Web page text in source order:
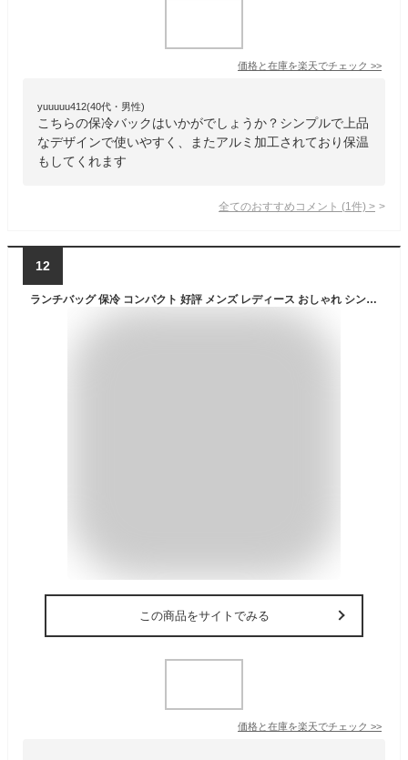
価格と在庫を楽天でチェック >>
yuuuuu412(40代・男性)
こちらの保冷バックはいかがでしょうか？シンプルで上品
なデザインで使いやすく、またアルミ加工されており保温
もしてくれます
全てのおすすめコメント (1 件) >
12
ランチバッグ 保冷 コンパクト 好評 メンズ レディース おしゃれ シンプル 無地 ランチトート 保冷バッグ 弁当 ランチ お弁当袋 ミニトート ファスナー チャック付き ポケット付き MagBag マグバッグ 保冷スクエアトート ランチバック
この商品をサイトでみる
価格と在庫を楽天でチェック >>